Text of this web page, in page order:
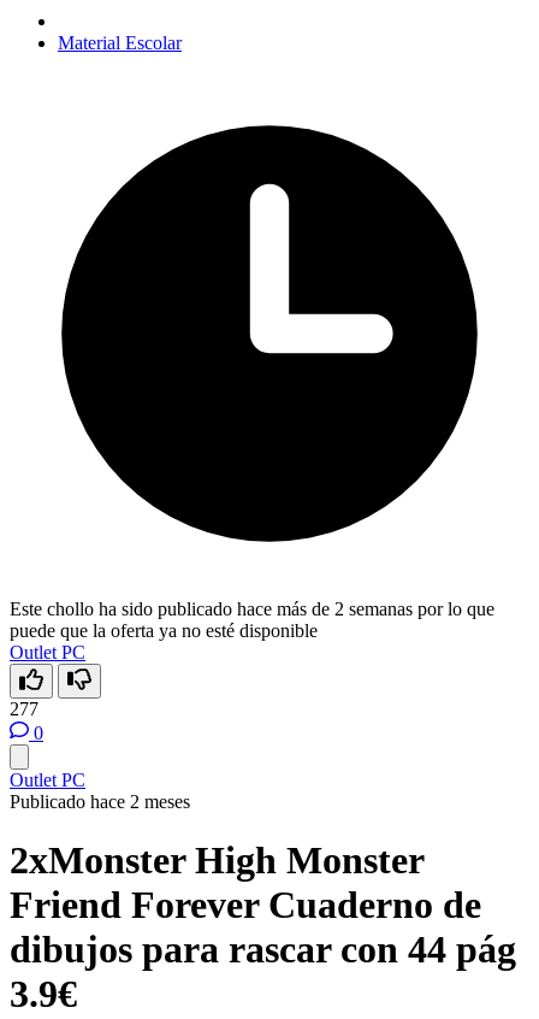
Material Escolar
Este chollo ha sido publicado hace más de 2 semanas por lo que
puede que la oferta ya no esté disponible
Outlet PC
277
0
Outlet PC
Publicado hace 2 meses
2xMonster High Monster
Friend Forever Cuaderno de
dibujos para rascar con 44 pág
3.9€